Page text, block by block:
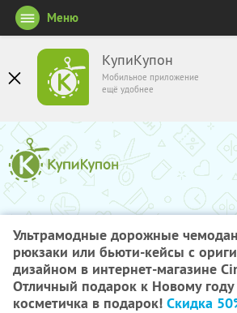
КупиКупон
Мобильное приложение
ещё удобнее
Меню
Ультрамодные дорожные
рюкзаки или бьюти-кейсы с
дизайном в интернет-магазине
Отличный подарок к Новому
косметичка в подарок! Скидка